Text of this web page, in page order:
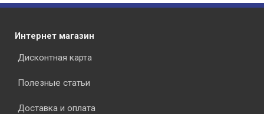
Интернет магазин
Дисконтная карта
Полезные статьи
Доставка и оплата